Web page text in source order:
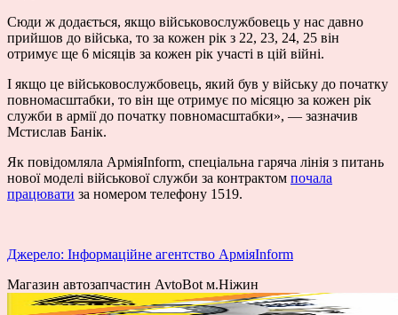
Сюди ж додається, якщо військовослужбовець у нас давно
прийшов до війська, то за кожен рік з 22, 23, 24, 25 він
отримує ще 6 місяців за кожен рік участі в цій війні.
І якщо це військовослужбовець, який був у війську до початку
повномасштабки, то він ще отримує по місяцю за кожен рік
служби в армії до початку повномасштабки», — зазначив
Мстислав Банік.
Як повідомляла АрміяInform, спеціальна гаряча лінія з питань
нової моделі військової служби за контрактом почала
працювати за номером телефону 1519.
Джерело: Інформаційне агентство АрміяInform
Магазин автозапчастин AvtoBot м.Ніжин